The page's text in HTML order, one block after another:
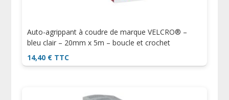
Auto-agrippant à coudre de marque VELCRO® –
bleu clair – 20mm x 5m – boucle et crochet
14,40 € TTC